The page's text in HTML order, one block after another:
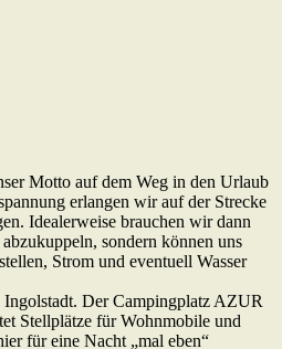
Motto auf dem Weg in den Urlaub
erlangen wir auf der Strecke
Idealerweise brauchen wir dann
sondern können uns
Strom und eventuell Wasser
Der Campingplatz AZUR
Stellplätze für Wohnmobile und
für eine Nacht „mal eben“